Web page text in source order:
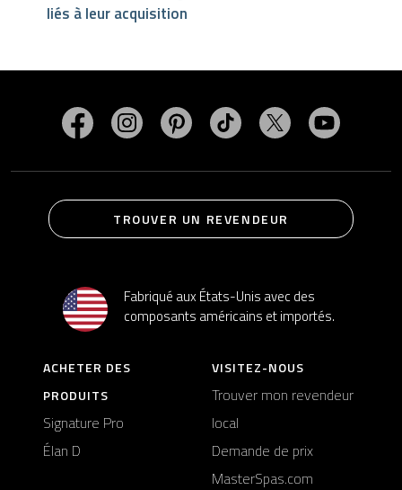
liés à leur acquisition
Visitez MasterSpas sur Facebook
Visitez MasterSpas sur Instagram
Visitez MasterSpas sur Pinterest
Visitez MasterSpas sur
Visitez Visitez
Fabriqué aux États-Unis avec des
composants américains et importés.
TROUVER UN REVENDEUR
ACHETER DES
PRODUITS
Signature Pro
Élan D
VISITEZ-NOUS
Trouver mon revendeur
local
Demande de prix
MasterSpas.com